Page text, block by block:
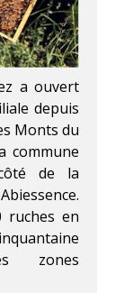
a ouvert
depuis
Monts du
commune
de la
ruches en
zones